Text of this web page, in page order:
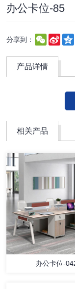
办公卡位-85
分享到： WeChat
Sina
产品详情
相关产品
办公卡位-